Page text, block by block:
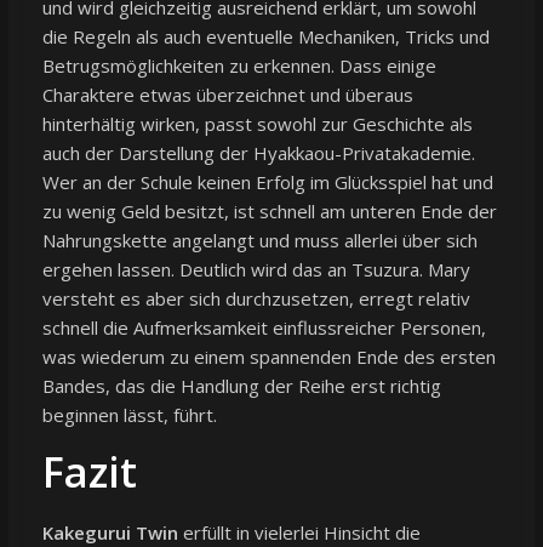
und wird gleichzeitig ausreichend erklärt, um sowohl
die Regeln als auch eventuelle Mechaniken, Tricks und
Betrugsmöglichkeiten zu erkennen. Dass einige
Charaktere etwas überzeichnet und überaus
hinterhältig wirken, passt sowohl zur Geschichte als
auch der Darstellung der Hyakkaou-Privatakademie.
Wer an der Schule keinen Erfolg im Glücksspiel hat und
zu wenig Geld besitzt, ist schnell am unteren Ende der
Nahrungskette angelangt und muss allerlei über sich
ergehen lassen. Deutlich wird das an Tsuzura. Mary
versteht es aber sich durchzusetzen, erregt relativ
schnell die Aufmerksamkeit einflussreicher Personen,
was wiederum zu einem spannenden Ende des ersten
Bandes, das die Handlung der Reihe erst richtig
beginnen lässt, führt.
Fazit
Kakegurui Twin erfüllt in vielerlei Hinsicht die